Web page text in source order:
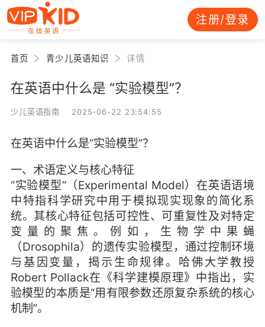
注册/登录
首页 青少儿英语知识 详情
在英语中什么是 “实验模型”？
少儿英语指南 2025-06-22 23:54:55
在英语中什么是“实验模型”？
一、术语定义与核心特征
“实验模型”（Experimental Model）在英语语境
中特指科学研究中用于模拟现实现象的简化系
统。其核心特征包括可控性、可重复性及对特定
变量的聚焦。例如，生物学中果蝇
（Drosophila）的遗传实验模型，通过控制环境
与基因变量，揭示生命规律。哈佛大学教授
Robert Pollack在《科学建模原理》中指出，实
验模型的本质是“用有限参数还原复杂系统的核心
机制”。